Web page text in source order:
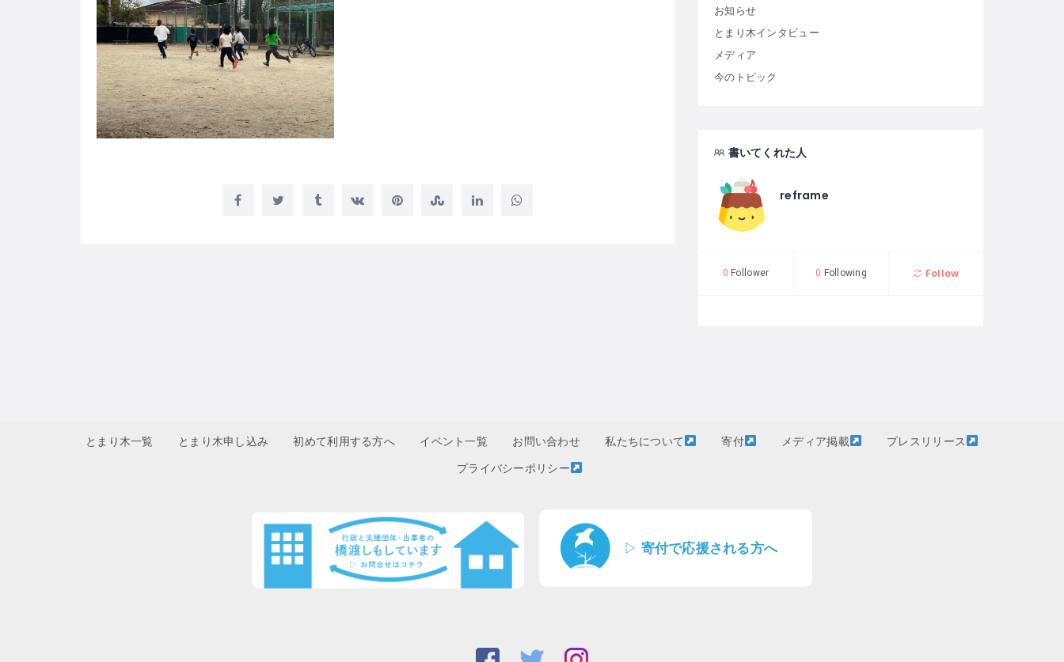
お知らせ
とまり木インタビュー
メディア
今のトピック
書いてくれた人
reframe
0 Follower 0 Following Follow
とまり木一覧 とまり木申し込み 初めて利用する方へ イベント一覧 お問い合わせ 私たちについて 寄付 メディア掲載 プレスリリース
プライバシーポリシー
▷ 寄付で応援される方へ